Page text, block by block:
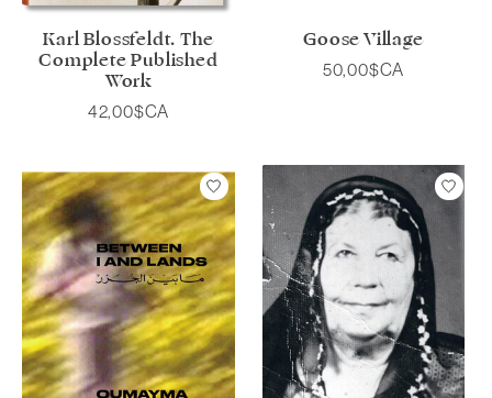
Karl Blossfeldt. The
Complete Published
Work
42,00$CA
Goose Village
50,00$CA